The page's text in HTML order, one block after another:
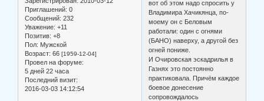
Приглашений: 0
Сообщений: 232
Уважение: +11
Позитив: +8
Пол: Мужской
Возраст: 66 [1959-12-04]
Провел на форуме:
5 дней 22 часа
Последний визит:
2016-03-03 14:12:54
вот об этом надо спросить у
Владимира Хачикянца, по-
моему он с Беловым
работали: один с огнями
(БАНО) наверху, а другой без
огней пониже.
И Очировская эскадрилья в
Газнях это постоянно
практиковала. Причём каждое
боевое донесение
сопровождалось